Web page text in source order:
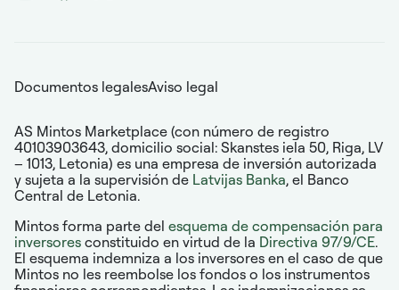
Documentos legalesAviso legal
AS Mintos Marketplace (con número de registro
40103903643, domicilio social: Skanstes iela 50, Riga, LV
– 1013, Letonia) es una empresa de inversión autorizada
y sujeta a la supervisión de Latvijas Banka, el Banco
Central de Letonia.
Mintos forma parte del esquema de compensación para
inversores constituido en virtud de la Directiva 97/9/CE.
El esquema indemniza a los inversores en el caso de que
Mintos no les reembolse los fondos o los instrumentos